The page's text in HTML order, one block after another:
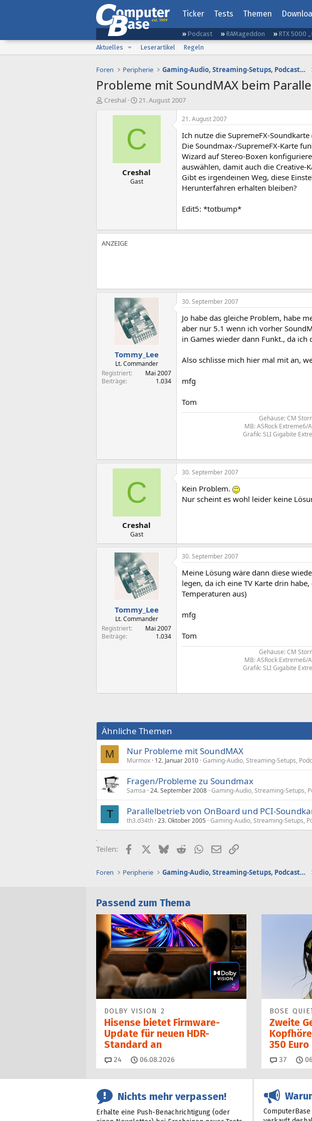
Ticker Tests Themen
Podcast RAMageddon RTX 5000
Aktuelles
Leserartikel Regeln
Foren Peripherie Gaming-Audio, Streaming-Setups, Podcasting etc.
Probleme mit SoundMAX beim
E
Creshal
E
s
t
t
a
m
21. August 2007
C
Creshal
Gast
21. August 2007
Ich nutze die SupremeFX-
Die Soundmax-/SupremeFX-Karte
Wizard auf Stereo-Boxen
auswählen, damit auch die Creative-
Gibt es irgendeinen Weg, diese
Herunterfahren erhalten bleiben?
Edit5: *totbump*
Tommy_Lee
Lt. Commander
Registriert
Mai 2007
Beiträge
1.034
30. September 2007
Jo habe das gleiche Problem, habe
aber nur 5.1 wenn ich vorher
in Games wieder dann Funkt., da
Also schlisse mich hier mal mit an,
mfg
Tom
Gehäuse: CM
MB: ASRock Extreme6/
Grafik: SLI Gigabite
C
Creshal
Gast
30. September 2007
Kein Problem.
Nur scheint es wohl leider keine
Tommy_Lee
Lt. Commander
Registriert
Mai 2007
Beiträge
1.034
30. September 2007
Meine Lösung wäre dann diese
legen, da ich eine TV Karte drin
Temperaturen aus)
mfg
Tom
Gehäuse: CM
MB: ASRock Extreme6/
Grafik: SLI Gigabite
Ähnliche Themen
M Nur Probleme mit SoundMAX
Murmox 12. Januar 2010 Gaming-Audio, Streaming-Setups,
Fragen/Probleme zu Soundmax
Samsa 24. September 2008 Gaming-Audio, Streaming-Setups,
T Parallelbetrieb von OnBoard und PCI-
th3.d34th 23. Oktober 2005 Gaming-Audio, Streaming-Setups,
Teilen: FacebookX (Twitter)
BlueskyRedditWhatsApp
E-MailLink
Foren Peripherie Gaming-Audio, Streaming-Setups, Podcasting etc.
Passend zum Thema
DOLBY VISION 2
Hisense bietet Firmware-
Update für neuen HDR-
Standard an
24 Kommentare
06.08.2026
BOSE
Zweite
350 Euro
37
Nichts mehr verpassen!
Erhalte eine Push-Benachrichtigung (oder